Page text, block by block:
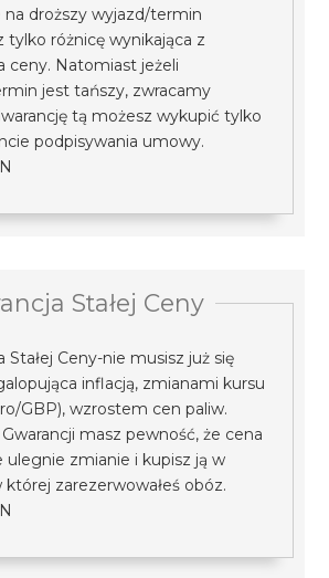
na droższy wyjazd/termin
tylko różnicę wynikająca z
ceny. Natomiast jeżeli
jest tańszy, zwracamy
tą możesz wykupić tylko
podpisywania umowy.
Stałej Ceny
Stałej Ceny-nie musisz już się
inflacją, zmianami kursu
GBP), wzrostem cen paliw.
masz pewność, że cena
ulegnie zmianie i kupisz ją w
której zarezerwowałeś obóz.